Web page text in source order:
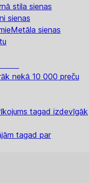
stila sienas
sienas
Metāla sienas
nekā 10 000 preču
tagad izdevīgāk
tagad par